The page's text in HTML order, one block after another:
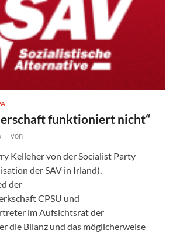
funktioniert nicht“
- von
Kelleher von der Socialist Party
der SAV in Irland),
der
CPSU und
im Aufsichtsrat der
die Bilanz und das möglicherweise